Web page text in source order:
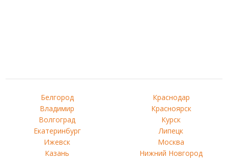
Белгород
Владимир
Волгоград
Екатеринбург
Ижевск
Казань
Краснодар
Красноярск
Курск
Липецк
Москва
Нижний Новгород